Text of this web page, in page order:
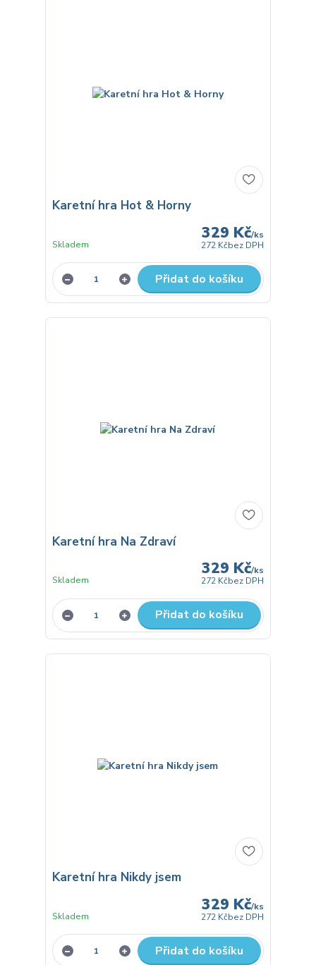
Karetní hra Hot & Horny
329 Kč/ks
272 Kčbez DPH
Skladem
Přidat do košíku
Karetní hra Na Zdraví
329 Kč/ks
272 Kčbez DPH
Skladem
Přidat do košíku
Karetní hra Nikdy jsem
329 Kč/ks
272 Kčbez DPH
Skladem
Přidat do košíku